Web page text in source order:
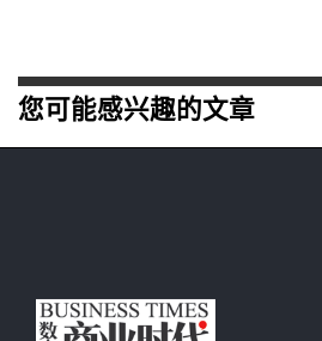
您可能感兴趣的文章